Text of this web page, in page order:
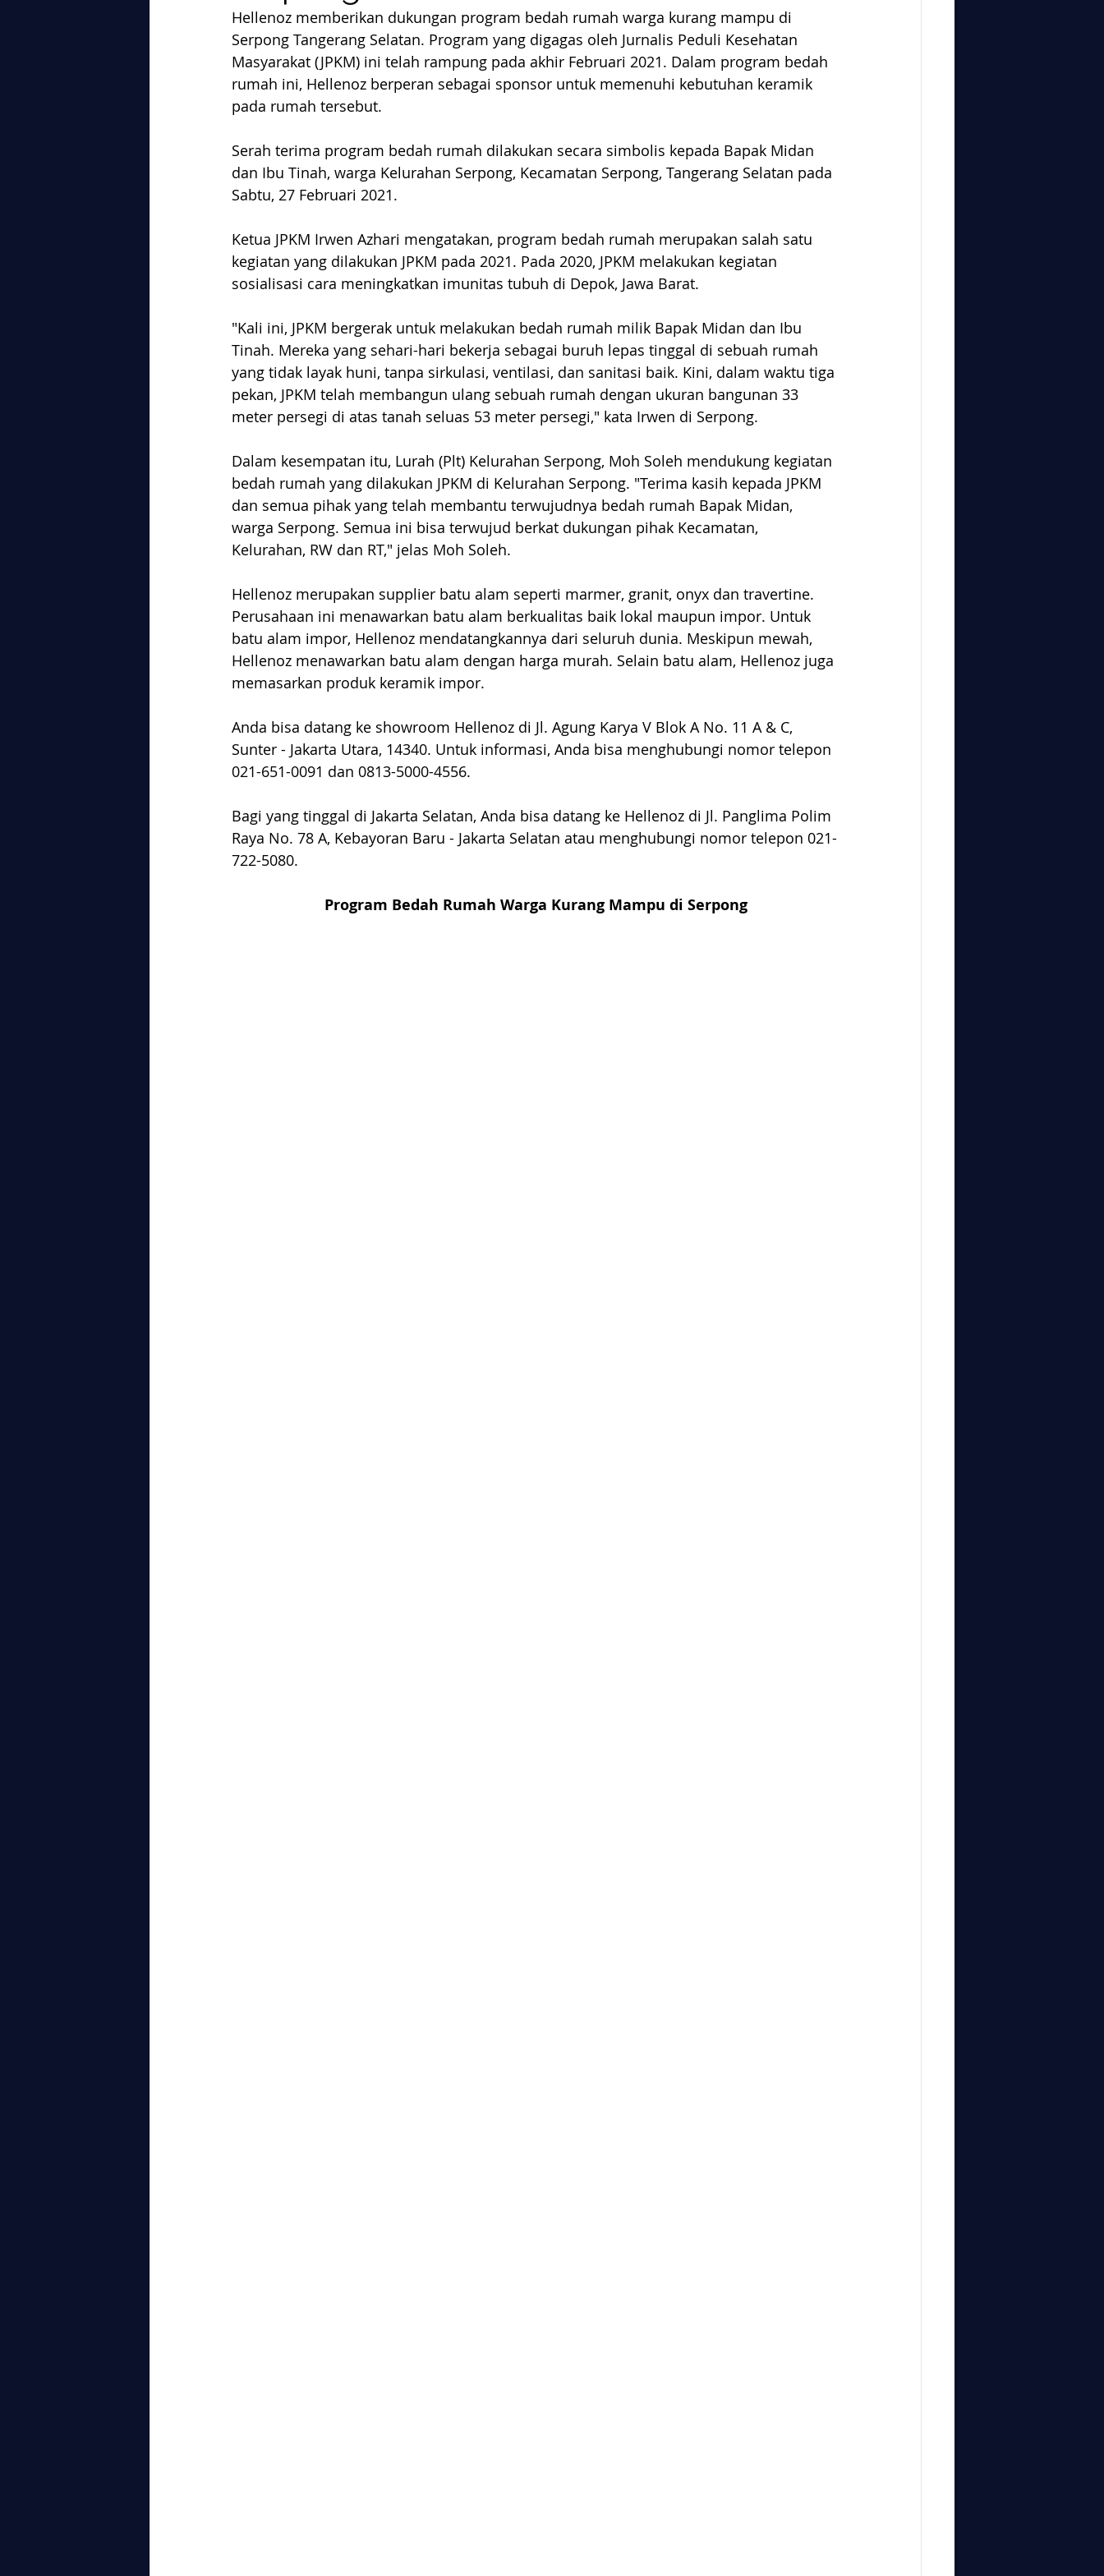
Hellenoz memberikan dukungan program bedah rumah warga kurang mampu di
Serpong Tangerang Selatan. Program yang digagas oleh Jurnalis Peduli Kesehatan
Masyarakat (JPKM) ini telah rampung pada akhir Februari 2021. Dalam program bedah
rumah ini, Hellenoz berperan sebagai sponsor untuk memenuhi kebutuhan keramik
pada rumah tersebut.
Serah terima program bedah rumah dilakukan secara simbolis kepada Bapak Midan
dan Ibu Tinah, warga Kelurahan Serpong, Kecamatan Serpong, Tangerang Selatan pada
Sabtu, 27 Februari 2021.
Ketua JPKM Irwen Azhari mengatakan, program bedah rumah merupakan salah satu
kegiatan yang dilakukan JPKM pada 2021. Pada 2020, JPKM melakukan kegiatan
sosialisasi cara meningkatkan imunitas tubuh di Depok, Jawa Barat.
"Kali ini, JPKM bergerak untuk melakukan bedah rumah milik Bapak Midan dan Ibu
Tinah. Mereka yang sehari-hari bekerja sebagai buruh lepas tinggal di sebuah rumah
yang tidak layak huni, tanpa sirkulasi, ventilasi, dan sanitasi baik. Kini, dalam waktu tiga
pekan, JPKM telah membangun ulang sebuah rumah dengan ukuran bangunan 33
meter persegi di atas tanah seluas 53 meter persegi," kata Irwen di Serpong.
Dalam kesempatan itu, Lurah (Plt) Kelurahan Serpong, Moh Soleh mendukung kegiatan
bedah rumah yang dilakukan JPKM di Kelurahan Serpong. "Terima kasih kepada JPKM
dan semua pihak yang telah membantu terwujudnya bedah rumah Bapak Midan,
warga Serpong. Semua ini bisa terwujud berkat dukungan pihak Kecamatan,
Kelurahan, RW dan RT," jelas Moh Soleh.
Hellenoz merupakan supplier batu alam seperti marmer, granit, onyx dan travertine.
Perusahaan ini menawarkan batu alam berkualitas baik lokal maupun impor. Untuk
batu alam impor, Hellenoz mendatangkannya dari seluruh dunia. Meskipun mewah,
Hellenoz menawarkan batu alam dengan harga murah. Selain batu alam, Hellenoz juga
memasarkan produk keramik impor.
Anda bisa datang ke showroom Hellenoz di Jl. Agung Karya V Blok A No. 11 A & C,
Sunter - Jakarta Utara, 14340. Untuk informasi, Anda bisa menghubungi nomor telepon
021-651-0091 dan 0813-5000-4556.
Bagi yang tinggal di Jakarta Selatan, Anda bisa datang ke Hellenoz di Jl. Panglima Polim
Raya No. 78 A, Kebayoran Baru - Jakarta Selatan atau menghubungi nomor telepon 021-
722-5080.
Program Bedah Rumah Warga Kurang Mampu di Serpong